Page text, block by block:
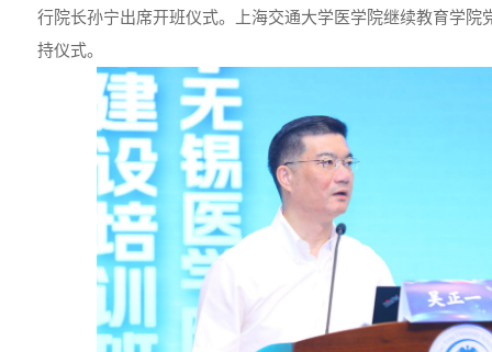
行院长孙宁出席开班仪式。上海交通大学医学院继续教育学院
持仪式。